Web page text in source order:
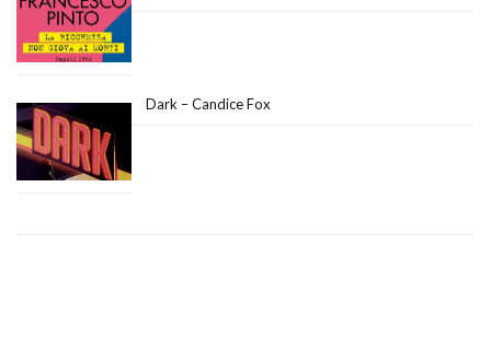
Dark – Candice Fox